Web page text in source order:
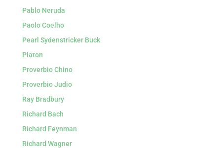
Pablo Neruda
Paolo Coelho
Pearl Sydenstricker Buck
Platon
Proverbio Chino
Proverbio Judio
Ray Bradbury
Richard Bach
Richard Feynman
Richard Wagner